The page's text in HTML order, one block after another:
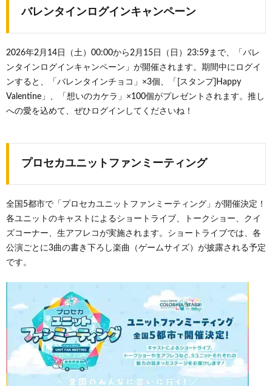
バレンタインログインキャンペーン
2026年2月14日（土）00:00から2月15日（日）23:59まで、「バレ
ンタインログインキャンペーン」が開催されます。期間中にログイ
ンすると、「バレンタインチョコ」×3個、「[スタンプ]Happy
Valentine」、「想いのカケラ」×100個がプレゼントされます。推し
への愛を込めて、ぜひログインしてくださいね！
プロセカユニットファンミーティング
全国5都市で「プロセカユニットファンミーティング」が開催決定！
各ユニットのキャストによるショートライブ、トークショー、クイ
ズコーナー、生アフレコが実施されます。ショートライブでは、各
公演ごとに3曲の書き下ろし楽曲（ゲームサイズ）が披露される予定
です。